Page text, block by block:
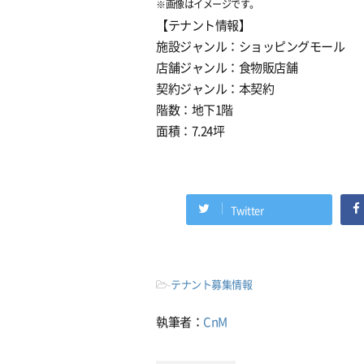
※画像はイメージです。
【テナント情報】
施設ジャンル：ショッピングモール
店舗ジャンル：食物販店舗
契約ジャンル：本契約
階数：地下1階
面積：7.24坪
Twitter
-テナント募集情報
執筆者： CnM